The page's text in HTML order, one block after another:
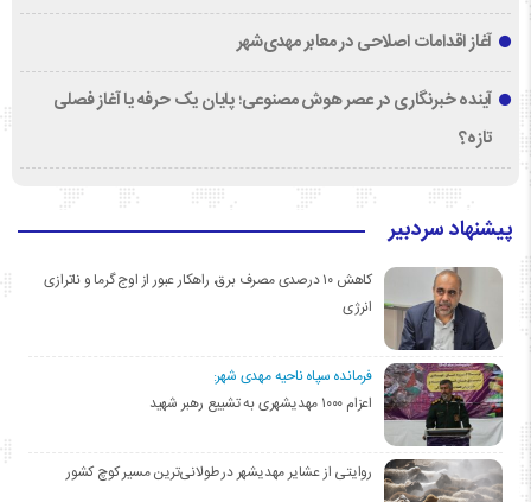
آغاز اقدامات اصلاحی در معابر مهدی‌شهر
آینده خبرنگاری در عصر هوش مصنوعی؛ پایان یک حرفه یا آغاز فصلی
تازه؟
پیشنهاد سردبیر
کاهش ۱۰ درصدی مصرف برق، راهکار عبور از اوج گرما و ناترازی
انرژی
فرمانده سپاه ناحیه مهدی شهر:
اعزام ۱۰۰۰ مهدیشهری به تشییع رهبر شهید
روایتی از عشایر مهدیشهر در طولانی‌ترین مسیر کوچ کشور